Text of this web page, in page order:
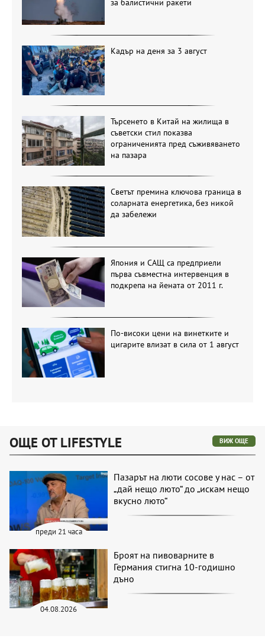
за балистични ракети
Кадър на деня за 3 август
Търсенето в Китай на жилища в
съветски стил показва
ограниченията пред съживяването
на пазара
Светът премина ключова граница в
соларната енергетика, без никой
да забележи
Япония и САЩ са предприели
първа съвместна интервенция в
подкрепа на йената от 2011 г.
По-високи цени на винетките и
цигарите влизат в сила от 1 август
ОЩЕ ОТ LIFESTYLE ВИЖ ОЩЕ
преди 21 часа
Пазарът на люти сосове у нас – от
„дай нещо люто“ до „искам нещо
вкусно люто“
04.08.2026
Броят на пивоварните в
Германия стигна 10-годишно
дъно